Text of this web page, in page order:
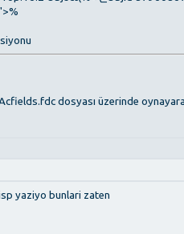
dosyası üzerinde
yaziyo bunlari zaten